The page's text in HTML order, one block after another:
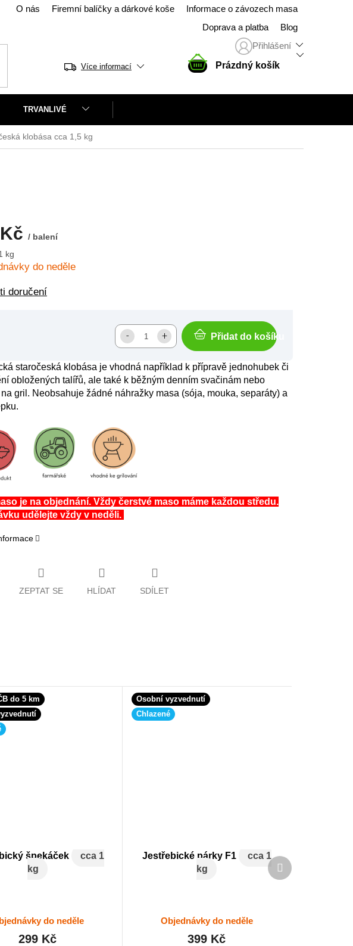
O nás Firemní balíčky a dárkové koše
Informace o závozech masa
Doprava a platba
Blog
Přihlášení
Více informací
NÁKUPNÍ
KOŠÍK
Prázdný košík
TRVANLIVÉ
klobása cca 1,5 kg
/ balení
kg
do neděle
doručení
Přidat do košíku
staročeská klobása je vhodná například k přípravě jednohubek či
obložených talířů, ale také k běžným denním svačinám nebo
gril. Neobsahuje žádné náhražky masa (sója, mouka, separáty) a
je na objednání. Vždy čerstvé maso máme každou středu.
udělejte vždy v neděli.
ZEPTAT SE HLÍDAT SDÍLET
do 5 km
špekáček
cca 1
kg
do neděle
299 Kč
Osobní vyzvednutí
Chlazené
Jestřebické párky F1
cca 1
kg
Objednávky do neděle
399 Kč
Další
produkt